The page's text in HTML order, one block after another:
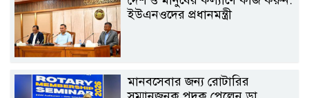
ইউএনওদের প্রধানমন্ত্রী
মানবসেবার জন্য রোটারির